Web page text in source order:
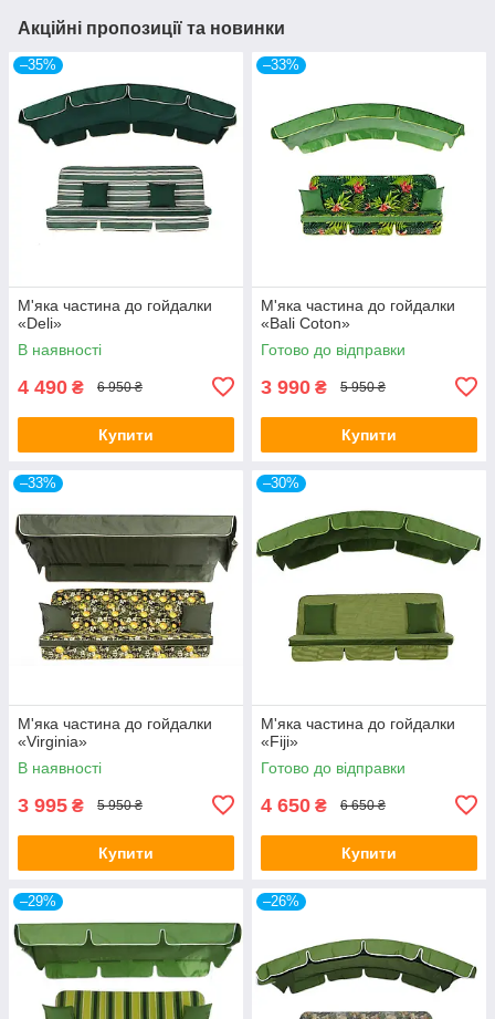
Акційні пропозиції та новинки
–35%
М'яка частина до гойдалки
«Deli»
В наявності
4 490 ₴ 6 950 ₴
Купити
–33%
М'яка частина до гойдалки
«Bali Coton»
Готово до відправки
3 990 ₴ 5 950 ₴
Купити
–33%
М'яка частина до гойдалки
«Virginia»
В наявності
3 995 ₴ 5 950 ₴
Купити
–30%
М'яка частина до гойдалки
«Fiji»
Готово до відправки
4 650 ₴ 6 650 ₴
Купити
–29% –26%